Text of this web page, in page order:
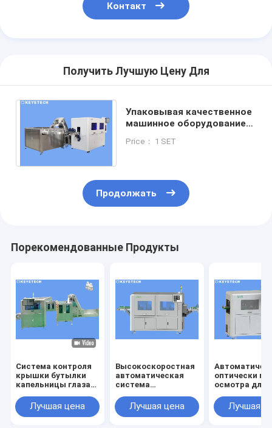
Контакт
Получить Лучшую Цену Для
Упаковывая качественное
машинное оборудование
точностью осмотра
Price： 1 SET
Продолжать
Порекомендованные Продукты
Система контроля
крышки бутылки
капельницы глаза
для пластиковой
упаковки
Лучшая цена
Высокоскоростная
автоматическая
система
контроля для
проверки качества
Лучшая цена
оптически
осмотра для
дефекта
поверхности
Лучшая